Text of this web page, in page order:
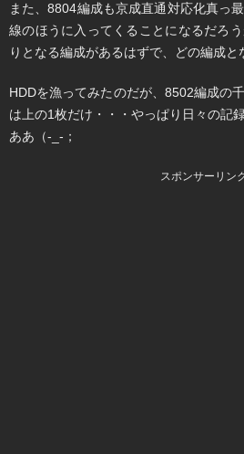
また、8804編成も京成直通対応化真っ
線のほうに入ってくることになるだろ
りとなる編成があるはずで、どの編成と
HDDを漁ってみたのだが、8502編成の
は上の1枚だけ・・・やっぱり日々の記
ああ（-_-；
スポンサーリン